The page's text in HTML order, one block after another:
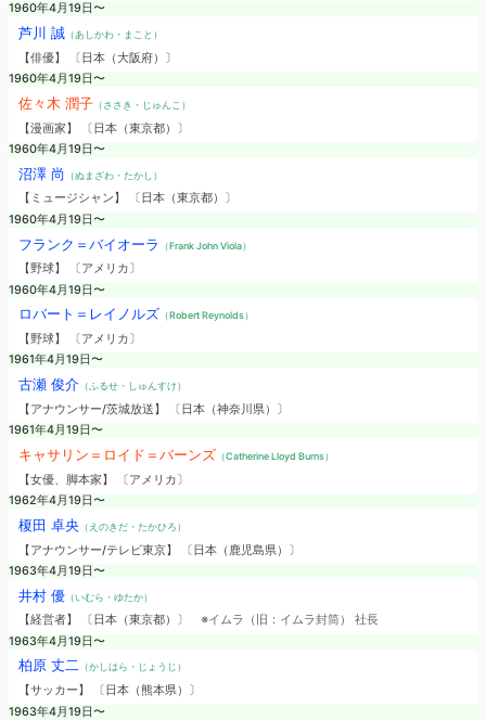
1960年4月19日〜
芦川 誠（あしかわ・まこと）
【俳優】 〔日本（大阪府）〕
1960年4月19日〜
佐々木 潤子（ささき・じゅんこ）
【漫画家】 〔日本（東京都）〕
1960年4月19日〜
沼澤 尚 （ぬまざわ・たかし）
【ミュージシャン】 〔日本（東京都）〕
1960年4月19日〜
フランク＝バイオーラ （Frank John Viola）
【野球】 〔アメリカ〕
1960年4月19日〜
ロバート＝レイノルズ （Robert Reynolds）
【野球】 〔アメリカ〕
1961年4月19日〜
古瀬 俊介（ふるせ・しゅんすけ）
【アナウンサー/茨城放送】 〔日本（神奈川県）〕
1961年4月19日〜
キャサリン＝ロイド＝バーンズ （Catherine Lloyd Burns）
【女優、脚本家】 〔アメリカ〕
1962年4月19日〜
榎田 卓央（えのきだ・たかひろ）
【アナウンサー/テレビ東京】 〔日本（鹿児島県）〕
1963年4月19日〜
井村 優（いむら・ゆたか）
【経営者】 〔日本（東京都）〕 ※イムラ（旧：イムラ封筒） 社長
1963年4月19日〜
柏原 丈二（かしはら・じょうじ）
【サッカー】 〔日本（熊本県）〕
1963年4月19日〜